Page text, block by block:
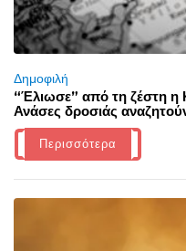
Δημοφιλή
“Έλιωσε” από τη ζέστη η
Ανάσες δροσιάς
Περισσότερα